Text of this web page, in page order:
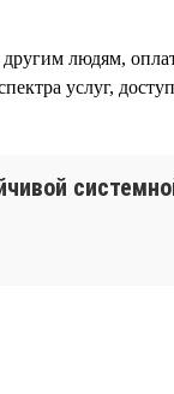
людям,
услуг,